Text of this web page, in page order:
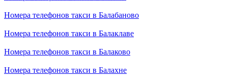
Номера телефонов такси в Балабаново
Номера телефонов такси в Балаклаве
Номера телефонов такси в Балаково
Номера телефонов такси в Балахне